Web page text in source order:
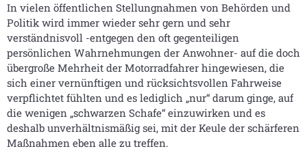
In vielen öffentlichen Stellungnahmen von Behörden und
Politik wird immer wieder sehr gern und sehr
verständnisvoll -entgegen den oft gegenteiligen
persönlichen Wahrnehmungen der Anwohner- auf die doch
übergroße Mehrheit der Motorradfahrer hingewiesen, die
sich einer vernünftigen und rücksichtsvollen Fahrweise
verpflichtet fühlten und es lediglich „nur“ darum ginge, auf
die wenigen „schwarzen Schafe“ einzuwirken und es
deshalb unverhältnismäßig sei, mit der Keule der schärferen
Maßnahmen eben alle zu treffen.